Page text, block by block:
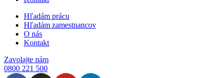
Hľadám prácu
Hľadám zamestnancov
O nás
Kontakt
Zavolajte nám
0800 221 500